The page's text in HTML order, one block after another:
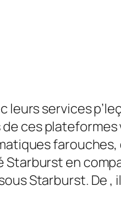
services
ces
Starburst en
Starburst. De ,